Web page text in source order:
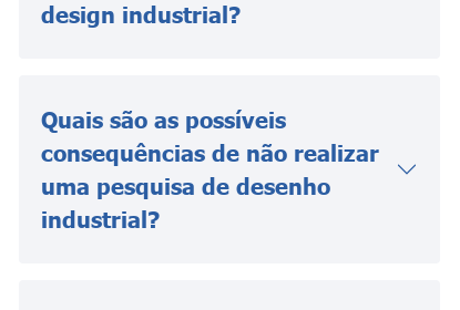
design industrial?
Quais são as possíveis
consequências de não realizar
uma pesquisa de desenho
industrial?